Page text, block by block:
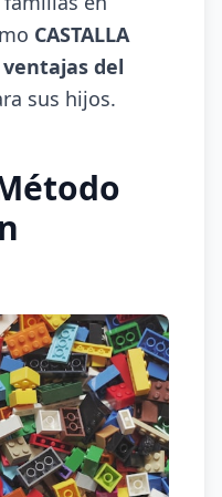
CASTALLA
ventajas del
sus hijos.